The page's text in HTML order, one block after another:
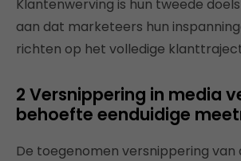
Klantenwerving is hun tweede
aan dat marketeers hun
richten op het volledige
2 Versnippering in media
behoefte eenduidige
De toegenomen versnippering van